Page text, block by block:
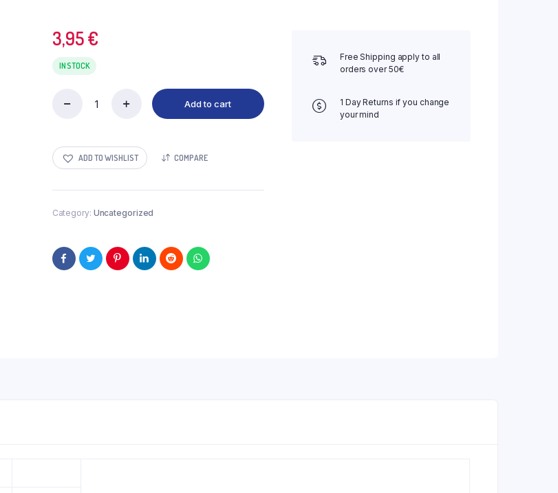
3,95€
IN STOCK
ja
piparmündiga
g
Add to cart
ADD TO WISHLIST COMPARE
Category: Uncategorized
Free Shipping apply to all
orders over 50€
1 Day Returns if you change
your mind